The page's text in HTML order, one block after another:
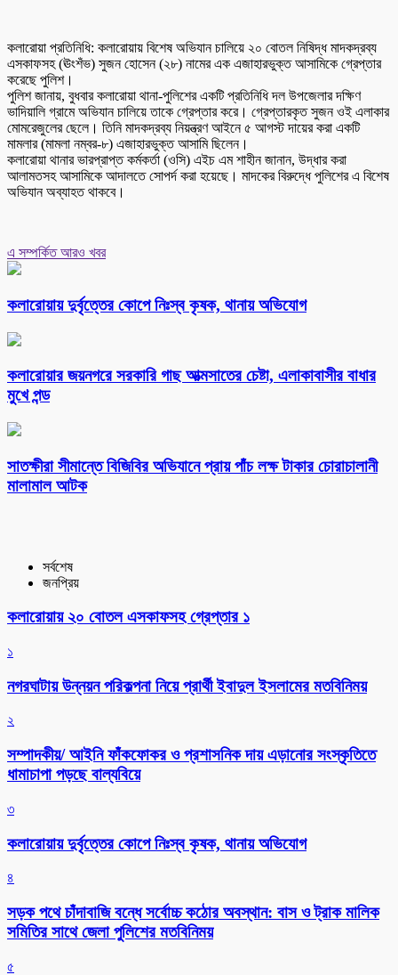
কলারোয়া প্রতিনিধি: কলারোয়ায় বিশেষ অভিযান চালিয়ে ২০ বোতল নিষিদ্ধ মাদকদ্রব্য
এসকাফসহ (ঊংশঁভ) সুজন হোসেন (২৮) নামের এক এজাহারভুক্ত আসামিকে গ্রেপ্তার
করেছে পুলিশ।
পুলিশ জানায়, বুধবার কলারোয়া থানা-পুলিশের একটি প্রতিনিধি দল উপজেলার দক্ষিণ
ভাদিয়ালি গ্রামে অভিযান চালিয়ে তাকে গ্রেপ্তার করে। গ্রেপ্তারকৃত সুজন ওই এলাকার
মোমরেজুলের ছেলে। তিনি মাদকদ্রব্য নিয়ন্ত্রণ আইনে ৫ আগস্ট দায়ের করা একটি
মামলার (মামলা নম্বর-৮) এজাহারভুক্ত আসামি ছিলেন।
কলারোয়া থানার ভারপ্রাপ্ত কর্মকর্তা (ওসি) এইচ এম শাহীন জানান, উদ্ধার করা
আলামতসহ আসামিকে আদালতে সোপর্দ করা হয়েছে। মাদকের বিরুদ্ধে পুলিশের এ বিশেষ
অভিযান অব্যাহত থাকবে।
এ সম্পর্কিত আরও খবর
কলারোয়ায় দুর্বৃত্তের কোপে নিঃস্ব কৃষক, থানায় অভিযোগ
কলারোয়ার জয়নগরে সরকারি গাছ আত্মসাতের চেষ্টা, এলাকাবাসীর বাধার
মুখে পন্ড
সাতক্ষীরা সীমান্তে বিজিবির অভিযানে প্রায় পাঁচ লক্ষ টাকার চোরাচালানী
মালামাল আটক
সর্বশেষ
জনপ্রিয়
কলারোয়ায় ২০ বোতল এসকাফসহ গ্রেপ্তার ১
১
নগরঘাটায় উন্নয়ন পরিকল্পনা নিয়ে প্রার্থী ইবাদুল ইসলামের মতবিনিময়
২
সম্পাদকীয়/ আইনি ফাঁকফোকর ও প্রশাসনিক দায় এড়ানোর সংস্কৃতিতে
ধামাচাপা পড়ছে বাল্যবিয়ে
৩
কলারোয়ায় দুর্বৃত্তের কোপে নিঃস্ব কৃষক, থানায় অভিযোগ
৪
সড়ক পথে চাঁদাবাজি বন্ধে সর্বোচ্চ কঠোর অবস্থান: বাস ও ট্রাক মালিক
সমিতির সাথে জেলা পুলিশের মতবিনিময়
৫